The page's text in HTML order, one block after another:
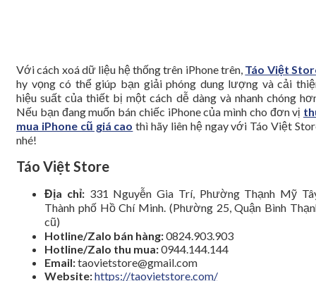
Với cách xoá dữ liệu hệ thống trên iPhone trên, Táo Việt
hy vọng có thể giúp bạn giải phóng dung lượng và cải
hiệu suất của thiết bị một cách dễ dàng và nhanh chóng
Nếu bạn đang muốn bán chiếc iPhone của mình cho đơn vị
mua iPhone cũ giá cao thì hãy liên hệ ngay với Táo Việt
nhé!
Táo Việt Store
Địa chỉ:331 Nguyễn Gia Trí, Phường Thạnh Mỹ
Thành phố Hồ Chí Minh. (Phường 25, Quận Bình
cũ)
Hotline/Zalo bán hàng:0824.903.903
Hotline/Zalo thu mua:0944.144.144
Email:taovietstore@gmail.com
Website:https://taovietstore.com/